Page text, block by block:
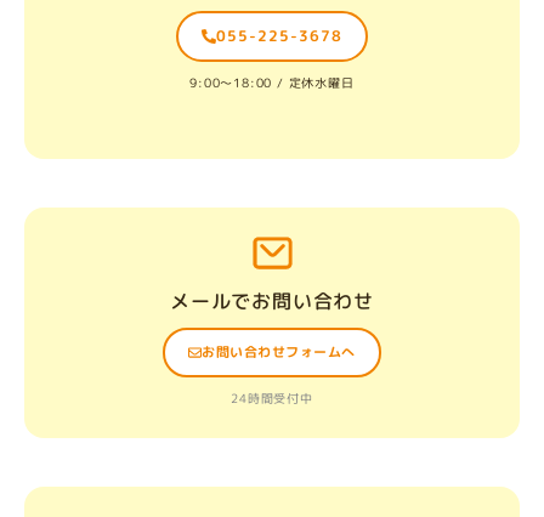
055-225-3678
9:00〜18:00 / 定休水曜日
メールでお問い合わせ
お問い合わせフォームへ
24時間受付中